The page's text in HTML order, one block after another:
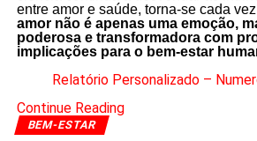
entre amor e saúde, torna-se cada
amor não é apenas uma emoção,
poderosa e transformadora com
implicações para o bem-estar
Relatório Personalizado –
Continue Reading
BEM-ESTAR